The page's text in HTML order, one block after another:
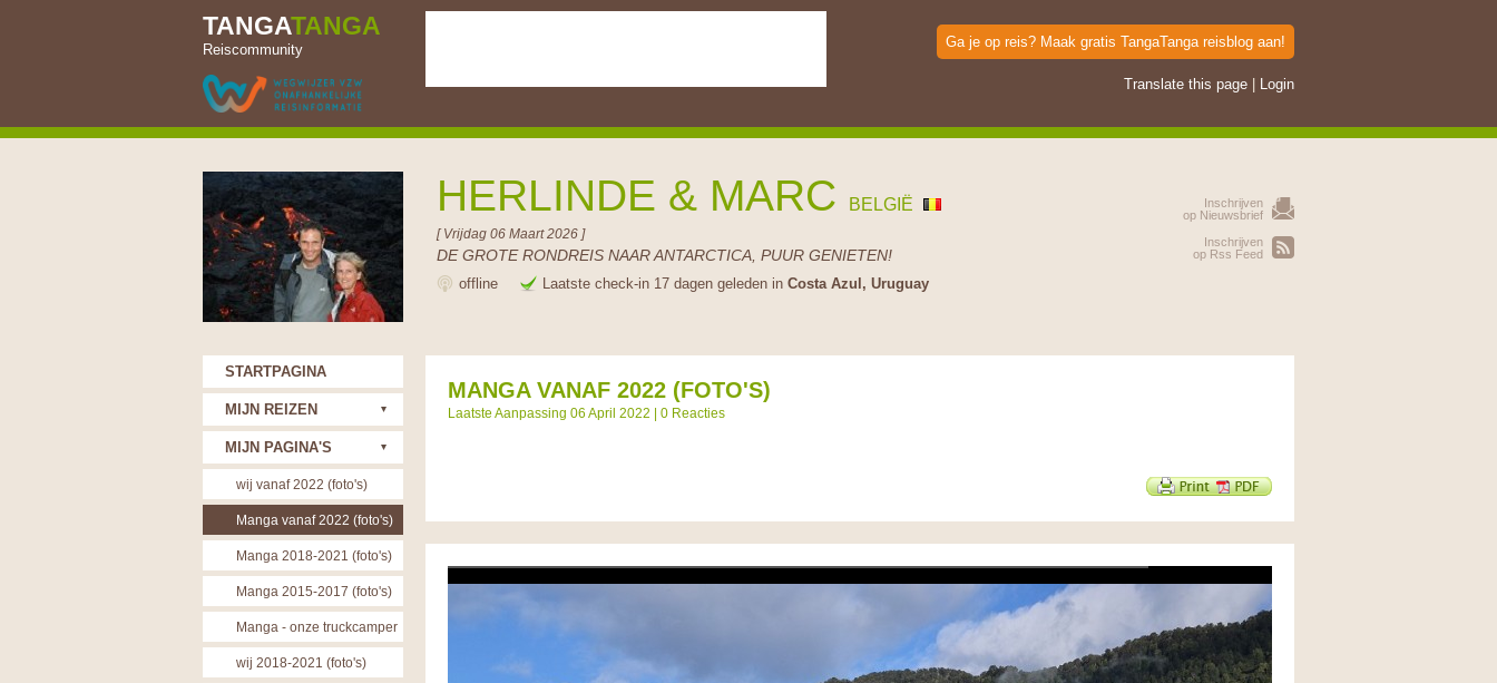
TANGATANGA
Reiscommunity Ga je op reis? Maak gratis TangaTanga reisblog aan!
Translate this page Login
HERLINDE & MARC BELGIË
[ Vrijdag 06 Maart 2026 ]
DE GROTE RONDREIS NAAR ANTARCTICA, PUUR GENIETEN!
offline Laatste check-in 17 dagen geleden in Costa Azul, Uruguay
Inschrijven
op Nieuwsbrief
Inschrijven
op Rss Feed
MANGA VANAF 2022 (FOTO'S)
Laatste Aanpassing 06 April 2022 | 0 Reacties
STARTPAGINA
MIJN REIZEN
MIJN PAGINA'S
wij vanaf 2022 (foto's)
Manga vanaf 2022 (foto's)
Manga 2018-2021 (foto's)
Manga 2015-2017 (foto's)
Manga - onze truckcamper
wij 2018-2021 (foto's)